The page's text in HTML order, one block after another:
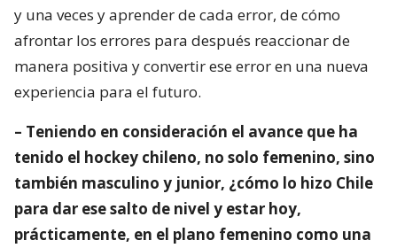
y una veces y aprender de cada error, de cómo
afrontar los errores para después reaccionar de
manera positiva y convertir ese error en una nueva
experiencia para el futuro.
– Teniendo en consideración el avance que ha
tenido el hockey chileno, no solo femenino, sino
también masculino y junior, ¿cómo lo hizo Chile
para dar ese salto de nivel y estar hoy,
prácticamente, en el plano femenino como una